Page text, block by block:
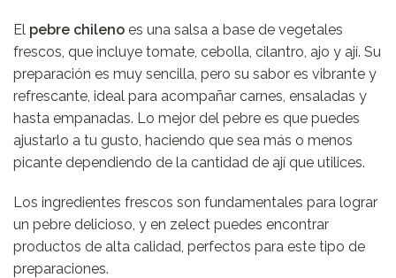
El pebre chileno es una salsa a base de vegetales
frescos, que incluye tomate, cebolla, cilantro, ajo y ají. Su
preparación es muy sencilla, pero su sabor es vibrante y
refrescante, ideal para acompañar carnes, ensaladas y
hasta empanadas. Lo mejor del pebre es que puedes
ajustarlo a tu gusto, haciendo que sea más o menos
picante dependiendo de la cantidad de ají que utilices.
Los ingredientes frescos son fundamentales para lograr
un pebre delicioso, y en zelect puedes encontrar
productos de alta calidad, perfectos para este tipo de
preparaciones.